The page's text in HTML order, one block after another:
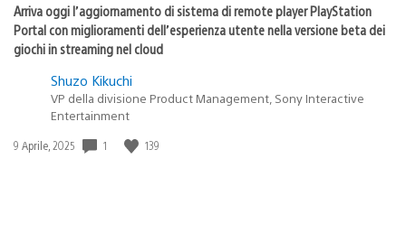
Arriva oggi l’aggiornamento di sistema di remote player PlayStation
Portal con miglioramenti dell’esperienza utente nella versione beta dei
giochi in streaming nel cloud
Shuzo Kikuchi
VP della divisione Product Management, Sony Interactive
Entertainment
Data
9 Aprile, 2025 1 139